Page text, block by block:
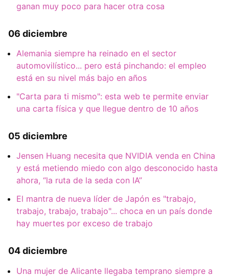
ganan muy poco para hacer otra cosa
06 diciembre
Alemania siempre ha reinado en el sector
automovilístico... pero está pinchando: el empleo
está en su nivel más bajo en años
"Carta para ti mismo": esta web te permite enviar
una carta física y que llegue dentro de 10 años
05 diciembre
Jensen Huang necesita que NVIDIA venda en China
y está metiendo miedo con algo desconocido hasta
ahora, “la ruta de la seda con IA”
El mantra de nueva líder de Japón es "trabajo,
trabajo, trabajo, trabajo"... choca en un país donde
hay muertes por exceso de trabajo
04 diciembre
Una mujer de Alicante llegaba temprano siempre a